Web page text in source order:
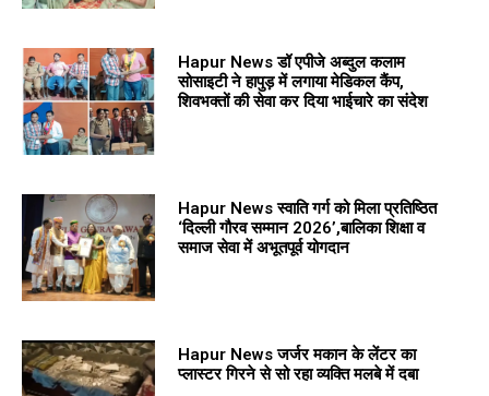
Hapur News डॉ एपीजे अब्दुल कलाम
सोसाइटी ने हापुड़ में लगाया मेडिकल कैंप,
शिवभक्तों की सेवा कर दिया भाईचारे का संदेश
Hapur News स्वाति गर्ग को मिला प्रतिष्ठित
‘दिल्ली गौरव सम्मान 2026’,बालिका शिक्षा व
समाज सेवा में अभूतपूर्व योगदान
Hapur News जर्जर मकान के लेंटर का
प्लास्टर गिरने से सो रहा व्यक्ति मलबे में दबा